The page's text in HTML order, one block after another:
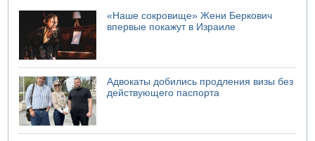
«Наше сокровище» Жени Беркович
впервые покажут в Израиле
Адвокаты добились продления визы без
действующего паспорта